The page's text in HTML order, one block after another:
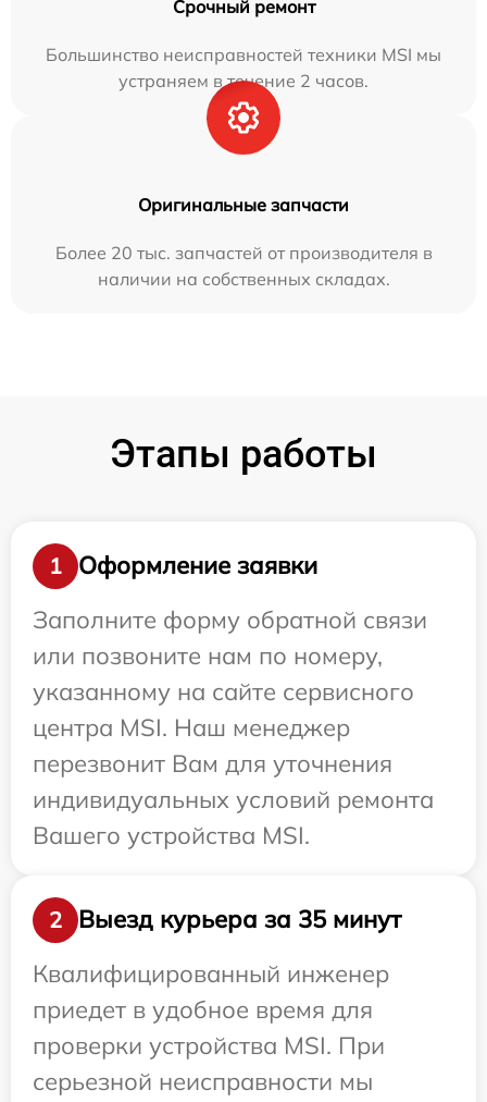
Срочный ремонт
Большинство неисправностей техники MSI мы
устраняем в течение 2 часов.
Оригинальные запчасти
Более 20 тыс. запчастей от производителя в
наличии на собственных складах.
Этапы работы
1
Оформление заявки
Заполните форму обратной связи
или позвоните нам по номеру,
указанному на сайте сервисного
центра MSI. Наш менеджер
перезвонит Вам для уточнения
индивидуальных условий ремонта
Вашего устройства MSI.
2
Выезд курьера за 35 минут
Квалифицированный инженер
приедет в удобное время для
проверки устройства MSI. При
серьезной неисправности мы